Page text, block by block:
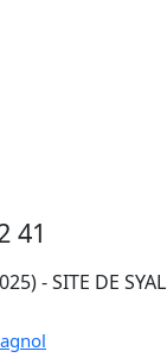
41
- SITE DE